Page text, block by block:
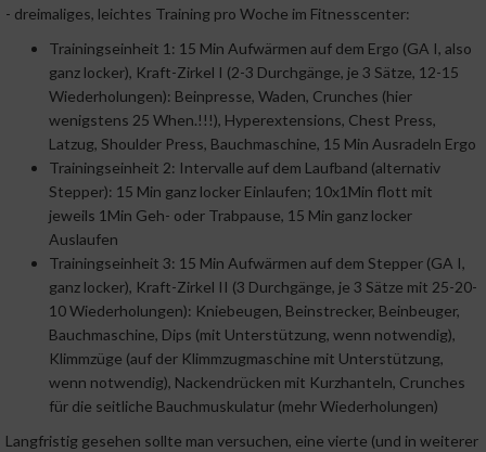
- dreimaliges, leichtes Training pro Woche im Fitnesscenter:
Trainingseinheit 1: 15 Min Aufwärmen auf dem Ergo (GA I, also
ganz locker), Kraft-Zirkel I (2-3 Durchgänge, je 3 Sätze, 12-15
Wiederholungen): Beinpresse, Waden, Crunches (hier
wenigstens 25 When.!!!), Hyperextensions, Chest Press,
Latzug, Shoulder Press, Bauchmaschine, 15 Min Ausradeln Ergo
Trainingseinheit 2: Intervalle auf dem Laufband (alternativ
Stepper): 15 Min ganz locker Einlaufen; 10x1Min flott mit
jeweils 1Min Geh- oder Trabpause, 15 Min ganz locker
Auslaufen
Trainingseinheit 3: 15 Min Aufwärmen auf dem Stepper (GA I,
ganz locker), Kraft-Zirkel II (3 Durchgänge, je 3 Sätze mit 25-20-
10 Wiederholungen): Kniebeugen, Beinstrecker, Beinbeuger,
Bauchmaschine, Dips (mit Unterstützung, wenn notwendig),
Klimmzüge (auf der Klimmzugmaschine mit Unterstützung,
wenn notwendig), Nackendrücken mit Kurzhanteln, Crunches
für die seitliche Bauchmuskulatur (mehr Wiederholungen)
Langfristig gesehen sollte man versuchen, eine vierte (und in weiterer